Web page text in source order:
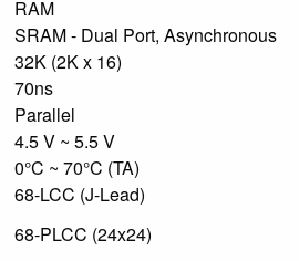
RAM
SRAM - Dual Port, Asynchronous
32K (2K x 16)
70ns
Parallel
4.5 V ~ 5.5 V
0°C ~ 70°C (TA)
68-LCC (J-Lead)
68-PLCC (24x24)